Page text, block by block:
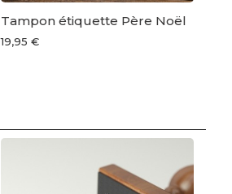
Tampon étiquette Père Noël
19,95 €